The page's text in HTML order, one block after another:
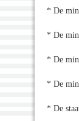
* De
* De
* De
* De
* De